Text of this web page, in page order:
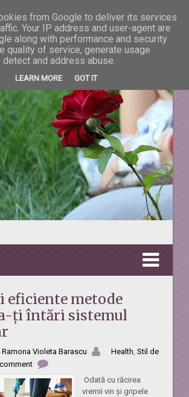
cu
CEEA CE NE ÎNFRUMUSEŢEAZĂ VIAŢA.
eficiente metode
ți întări sistemul
Ramona Violeta Barascu Health, Stil de
Odată cu răcirea
vremii vin și gripele
from Google to deliver its services
Your IP address and user-agent are
along with performance and security
quality of service, generate usage
and address abuse.
LEARN MORE GOT IT